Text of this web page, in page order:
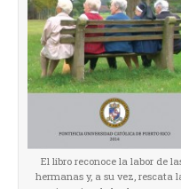
El libro reconoce la labor de
hermanas y, a su vez, rescata